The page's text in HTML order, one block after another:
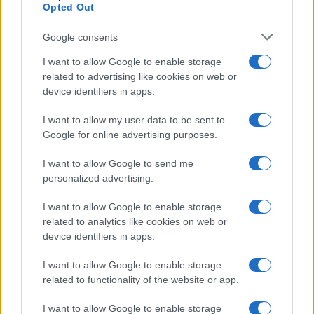
Opted Out
Google consents
I want to allow Google to enable storage
related to advertising like cookies on web or
device identifiers in apps.
I want to allow my user data to be sent to
Google for online advertising purposes.
I want to allow Google to send me
personalized advertising.
I want to allow Google to enable storage
related to analytics like cookies on web or
device identifiers in apps.
I want to allow Google to enable storage
related to functionality of the website or app.
I want to allow Google to enable storage
Syndication
Globalist
Globalscience
Globalsport
Culture
Salute
Megachip
GiULia
Prima Pagina